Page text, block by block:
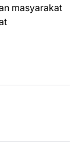
masyarakat